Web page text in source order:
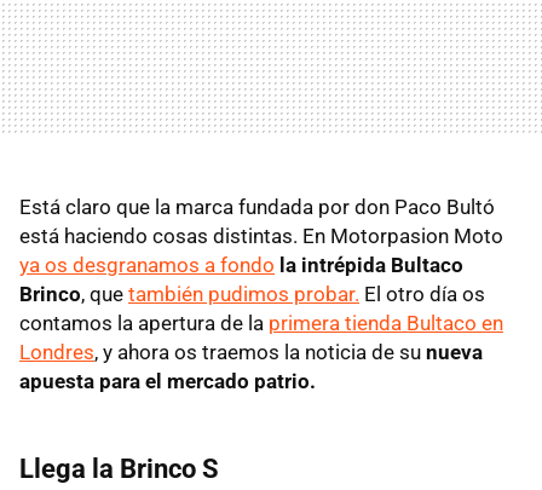
Está claro que la marca fundada por don Paco Bultó
está haciendo cosas distintas. En Motorpasion Moto
ya os desgranamos a fondo la intrépida Bultaco
Brinco, que también pudimos probar. El otro día os
contamos la apertura de la primera tienda Bultaco en
Londres, y ahora os traemos la noticia de su nueva
apuesta para el mercado patrio.
Llega la Brinco S